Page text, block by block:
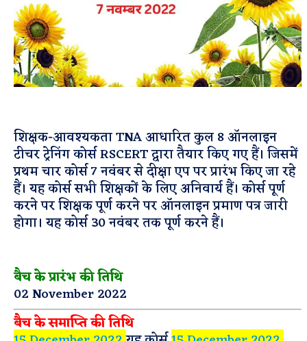
शिक्षक-आवश्यकता TNA आधारित कुल 8 ऑनलाइन
टीचर ट्रेनिंग कोर्स RSCERT द्वारा तैयार किए गए हैं। जिसमें
प्रथम चार कोर्स 7 नवंबर से दीक्षा एप पर प्रारंभ किए जा रहे
हैं। यह कोर्स सभी शिक्षकों के लिए अनिवार्य हैं। कोर्स पूर्ण
करने पर शिक्षक पूर्ण करने पर ऑनलाइन प्रमाण पत्र जारी
होगा। यह कोर्स 30 नवंबर तक पूर्ण करने हैं।
बैच के प्रारंभ की तिथि
02 November 2022
बैच के समाप्ति की तिथि